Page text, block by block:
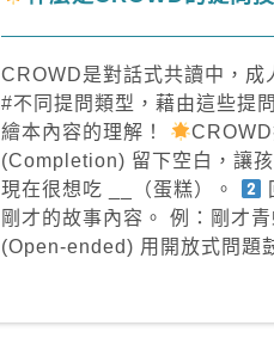
CROWD是對話式共讀中，成
#不同提問類型，藉由這些提
繪本內容的理解！
(Completion) 留下空白，讓
現在很想吃 __（蛋糕）。
剛才的故事內容。 例：剛才
(Open-ended) 用開放式問題